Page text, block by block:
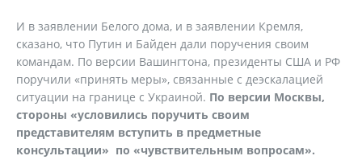
И в заявлении Белого дома, и в заявлении Кремля,
сказано, что Путин и Байден дали поручения своим
командам. По версии Вашингтона, президенты США и РФ
поручили «принять меры», связанные с деэскалацией
ситуации на границе с Украиной. По версии Москвы,
стороны «условились поручить своим
представителям вступить в предметные
консультации» по «чувствительным вопросам».